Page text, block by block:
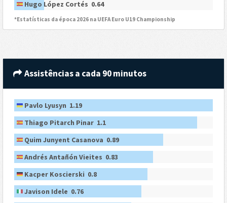
Hugo López Cortés 0.64
*Estatísticas da época 2026 na UEFA Euro U19 Championship
Assistências a cada 90 minutos
Pavlo Lyusyn 1.19
Thiago Pitarch Pinar 1.1
Quim Junyent Casanova 0.89
Andrés Antañón Vieites 0.83
Kacper Koscierski 0.8
Javison Idele 0.76